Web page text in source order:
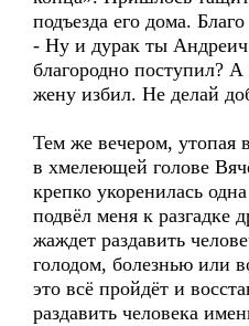
подъезда его дома.
- Ну и дурак ты
благородно поступил?
жену избил. Не делай
Тем же вечером, утопая
в хмелеющей голове
крепко укоренилась
подвёл меня к разгадке
жаждет раздавить
голодом, болезнью или
это всё пройдёт и
раздавить человека